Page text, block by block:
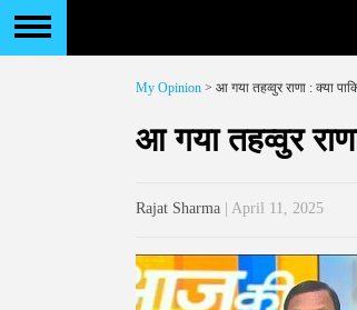
My Opinion > आ गया तहव्वुर राणा : क्या
आ गया तहव्वुर
Rajat Sharma | April 11, 2025